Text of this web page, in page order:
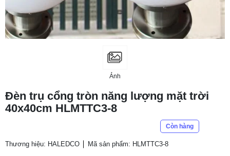
Ảnh
Đèn trụ cổng tròn năng lượng mặt trời
40x40cm HLMTTC3-8
Còn hàng
Thương hiệu: HALEDCO Mã sản phẩm: HLMTTC3-8